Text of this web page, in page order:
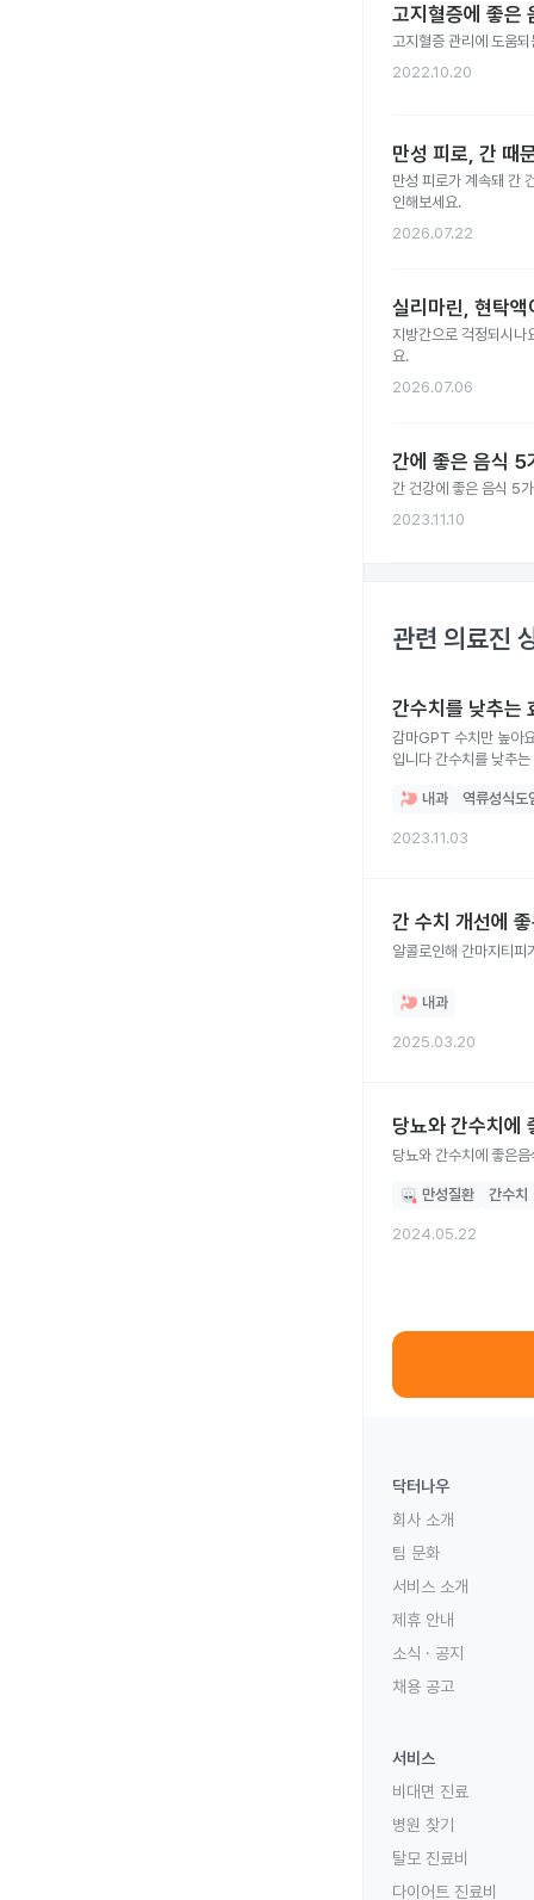
고지혈증에 좋은
고지혈증 관리에 도움
2022.10.20
만성 피로, 간 때
만성 피로가 계속돼 간
인해보세요.
2026.07.22
실리마린, 현탁
지방간으로 걱정되시나
요.
2026.07.06
간에 좋은 음식 5
간 건강에 좋은 음식 5
2023.11.10
관련 의료진
간수치를 낮추는
감마GPT 수치만 높아요 만19세 여성입니다. 모든 간수치 당화혈색소 단백뇨 혈청 수치 등은 정상이나 감마 GPT만 혼자 52 (정상은
입니다 간수치를 낮추는 효과적인 방법이 무엇이 있을까
조금 낮은 체중) 간에
내과 역류성식도
2023.11.03
간 수치 개선에
알콜로인해 간마지티
내과
2025.03.20
당뇨와 간수치에
당뇨와 간수치에 좋은
만성질환 간수치
2024.05.22
닥터나우
회사 소개
팀 문화
서비스 소개
제휴 안내
소식 · 공지
채용 공고
서비스
비대면 진료
병원 찾기
탈모 진료비
다이어트 진료비